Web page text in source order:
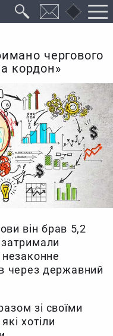
чергового
кордон»
він брав 5,2
незаконне
через державний
зі своїми
хотіли